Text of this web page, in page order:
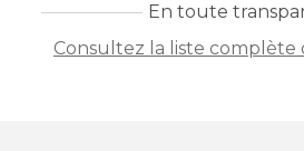
En toute
Consultez la liste complète